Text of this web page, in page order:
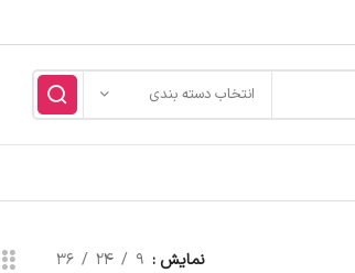
انتخاب دسته بندی
نمایش 9
24
36